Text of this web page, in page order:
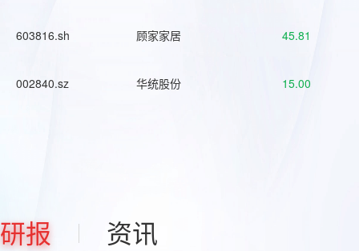
603816.sh 顾家家居 45.81
002840.sz 华统股份 15.00
研报 资讯